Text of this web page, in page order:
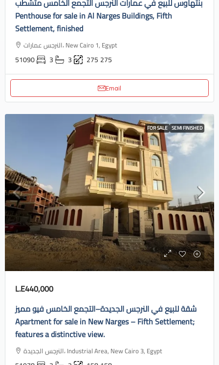
بنتهاوس للبيع في عمارات النرجس التجمع الخامس متشطب
Penthouse for sale in Al Narges Buildings, Fifth
Settlement, finished
النرجس عمارات، New Cairo 1, Egypt
51090 3 3 275 275
Email
FOR SALE SEMI FINISHED
L.E440,000
شقة للبيع في النرجس الجديدة–التجمع الخامس فيو مميز
Apartment for sale in New Narges – Fifth Settlement;
features a distinctive view.
النرجس الجديدة، Industrial Area, New Cairo 3, Egypt